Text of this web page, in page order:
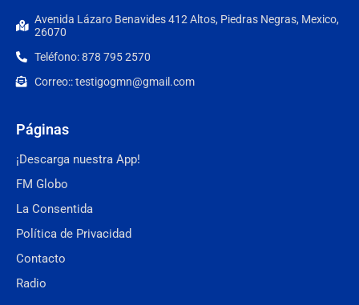
Avenida Lázaro Benavides 412 Altos, Piedras Negras, Mexico,
26070
Teléfono: 878 795 2570
Correo:: testigogmn@gmail.com
Páginas
¡Descarga nuestra App!
FM Globo
La Consentida
Política de Privacidad
Contacto
Radio